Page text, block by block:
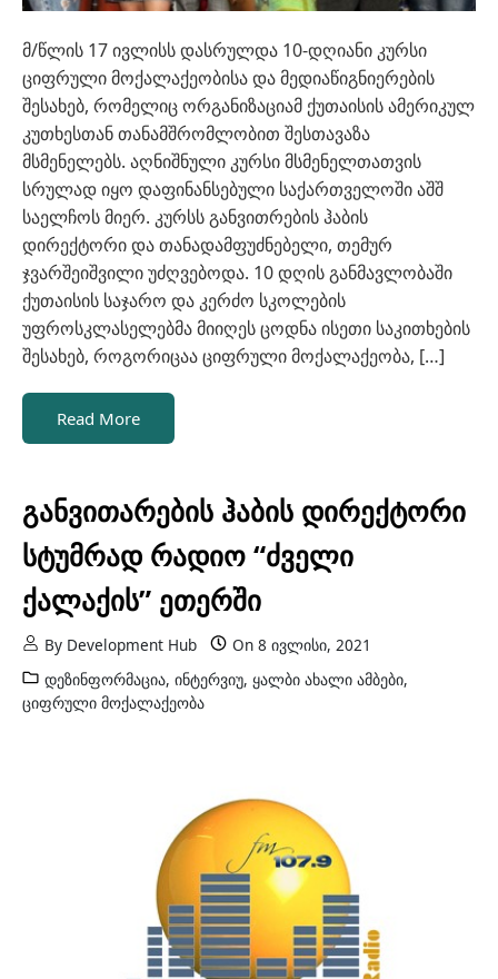
მ/წლის 17 ივლისს დასრულდა 10-დღიანი კურსი
ციფრული მოქალაქეობისა და მედიაწიგნიერების
შესახებ, რომელიც ორგანიზაციამ ქუთაისის ამერიკულ
კუთხესთან თანამშრომლობით შესთავაზა
მსმენელებს. აღნიშნული კურსი მსმენელთათვის
სრულად იყო დაფინანსებული საქართველოში აშშ
საელჩოს მიერ. კურსს განვითრების ჰაბის
დირექტორი და თანადამფუძნებელი, თემურ
ჯვარშეიშვილი უძღვებოდა. 10 დღის განმავლობაში
ქუთაისის საჯარო და კერძო სკოლების
უფროსკლასელებმა მიიღეს ცოდნა ისეთი საკითხების
შესახებ, როგორიცაა ციფრული მოქალაქეობა, […]
Read More
განვითარების ჰაბის დირექტორი
სტუმრად რადიო “ძველი
ქალაქის” ეთერში
By Development Hub On 8 ივლისი, 2021
დეზინფორმაცია, ინტერვიუ, ყალბი ახალი ამბები,
ციფრული მოქალაქეობა